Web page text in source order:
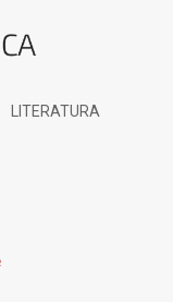
LITERATURA